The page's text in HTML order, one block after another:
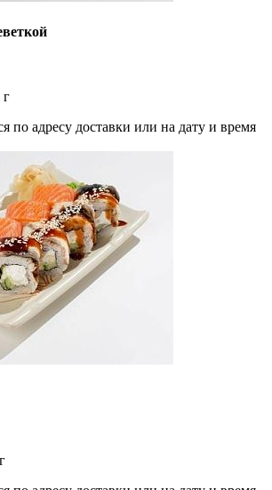
г
по адресу доставки или на дату и время